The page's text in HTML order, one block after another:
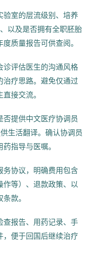
验室的层流级别、培养
以及是否拥有全职胚胎
质量报告可供查阅。
诊评估医生的沟通风格
治疗思路。避免仅通过
接交流。
否提供中文医疗协调员
生活翻译。确认协调员
指导与医嘱。
务协议，明确费用包含
等）、退款政策、以
款。
查报告、用药记录、手
，便于回国后继续治疗